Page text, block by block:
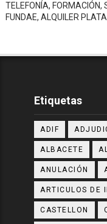
TELEFONÍA, FORMACIÓN,
FUNDAE, ALQUILER
Etiquetas
ADIF
ALBACETE
ANULACIÓN
ARTICULOS DE
CASTELLON